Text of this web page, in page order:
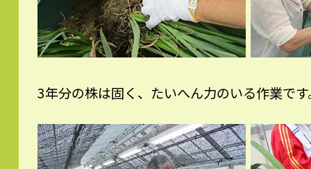
3年分の株は固く、たいへん力のいる作業です